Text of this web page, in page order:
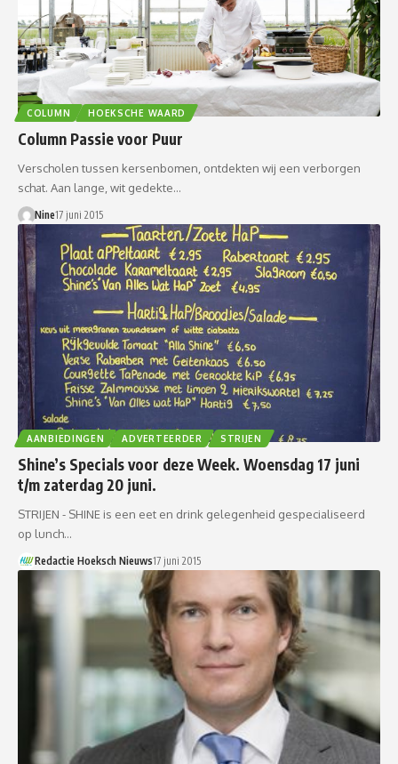
COLUMN HOEKSCHE WAARD
Column Passie voor Puur
Verscholen tussen kersenbomen, ontdekten wij een verborgen
schat. Aan lange, wit gedekte…
Nine17 juni 2015
AANBIEDINGEN ADVERTEERDER STRIJEN
Shine’s Specials voor deze Week. Woensdag 17 juni
t/m zaterdag 20 juni.
STRIJEN - SHINE is een eet en drink gelegenheid gespecialiseerd
op lunch…
Redactie Hoeksch Nieuws17 juni 2015